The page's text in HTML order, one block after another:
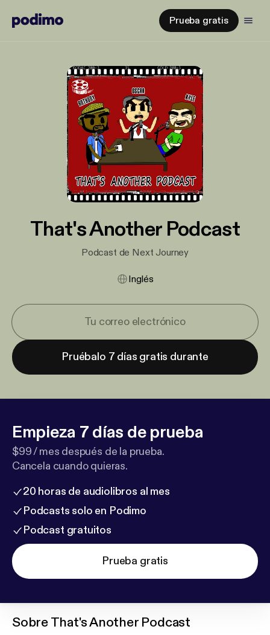
Prueba gratis
That's Another Podcast
Podcast de Next Journey
Inglés
Pruébalo 7 días gratis durante
Empieza 7 días de prueba
$99 / mes después de la prueba.
Cancela cuando quieras.
20 horas de audiolibros al mes
Podcasts solo en Podimo
Podcast gratuitos
Prueba gratis
SobreThat's Another Podcast